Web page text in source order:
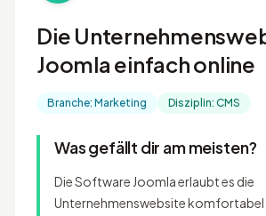
Die
Joomla einfach online
Branche: Marketing Disziplin: CMS
Was gefällt dir am meisten?
Die Software Joomla erlaubt es die
Unternehmenswebsite komfortabel